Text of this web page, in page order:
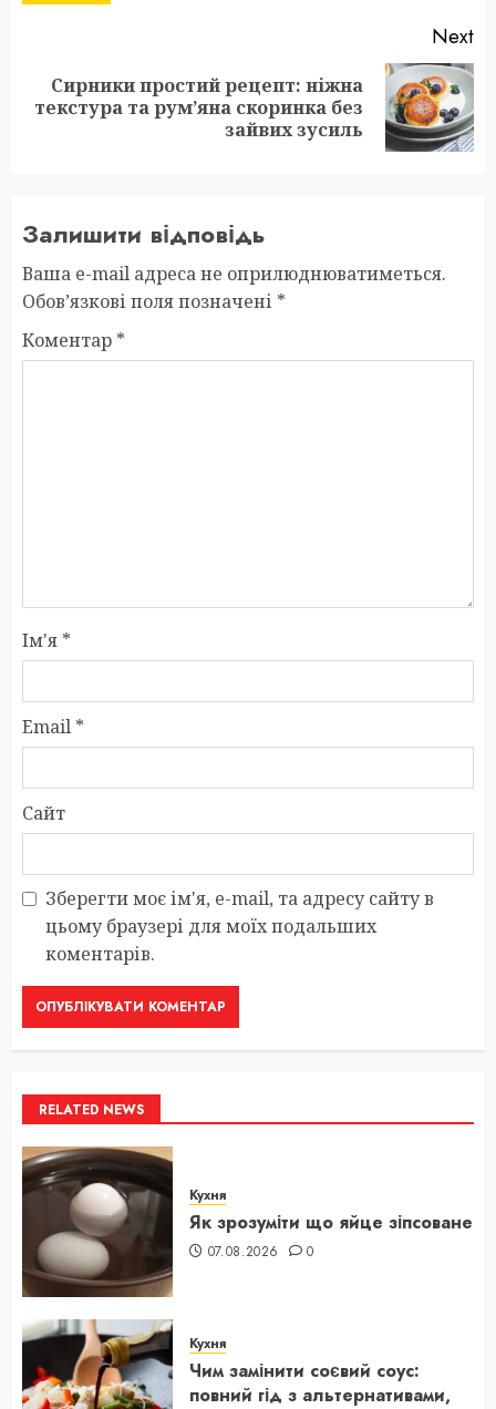
Next
Next
Сирники простий рецепт: ніжна
текстура та рум’яна скоринка без
зайвих зусиль
Залишити відповідь
Ваша e-mail адреса не оприлюднюватиметься.
Обов’язкові поля позначені *
Коментар *
Ім'я *
Email *
Сайт
Зберегти моє ім'я, e-mail, та адресу сайту в
цьому браузері для моїх подальших
коментарів.
RELATED NEWS
Кухня
Як зрозуміти що яйце зіпсоване
07.08.2026 0
Кухня
Чим замінити соєвий соус:
повний гід з альтернативами,